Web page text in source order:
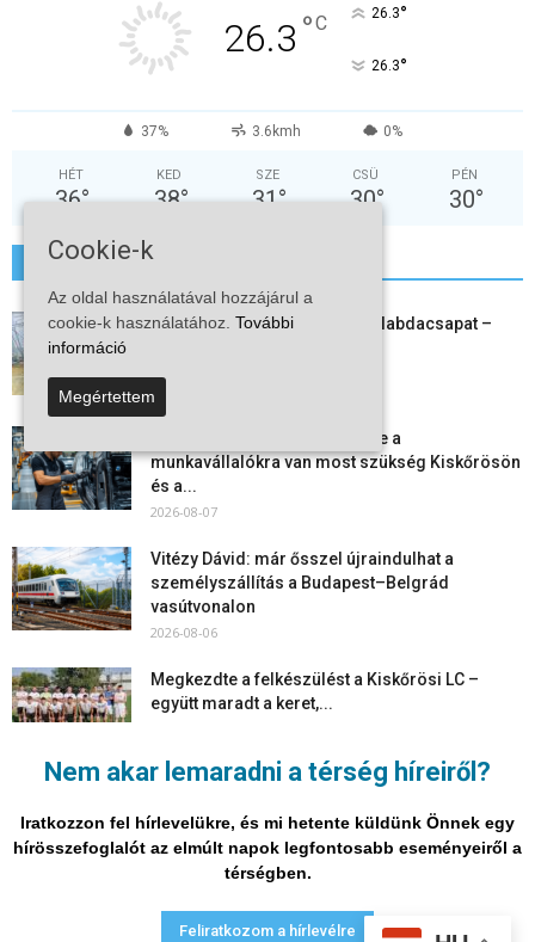
Nem akar lemaradni a térség híreiről?
Iratkozzon fel hírlevelükre, és mi hetente küldünk Önnek egy
hírösszefoglalót az elmúlt napok legfontosabb eseményeiről a
térségben.
Feliratkozom a hírlevélre
26.3 °C 26.3°
26.3°
37% 3.6kmh 0%
HÉT
36°
KED
38°
SZE
31°
CSÜ
30°
PÉN
30°
További hírek
Megszűnt a kiskőrösi női kézilabdacsapat –
2026-08-08
Aktuális állásajánlatok: ezekre a
munkavállalókra van most szükség Kiskőrösön
és a...
2026-08-07
Vitézy Dávid: már ősszel újraindulhat a
személyszállítás a Budapest–Belgrád
vasútvonalon
2026-08-06
Megkezdte a felkészülést a Kiskőrösi LC –
együtt maradt a keret,...
szabadulni a kontinens a...
2026-08-05
Adatvédelmi nyilatkozat Médiaajánlat Impresszum
Cookie-k
Az oldal használatával hozzájárul a
cookie-k használatához. További
információ
Megértettem